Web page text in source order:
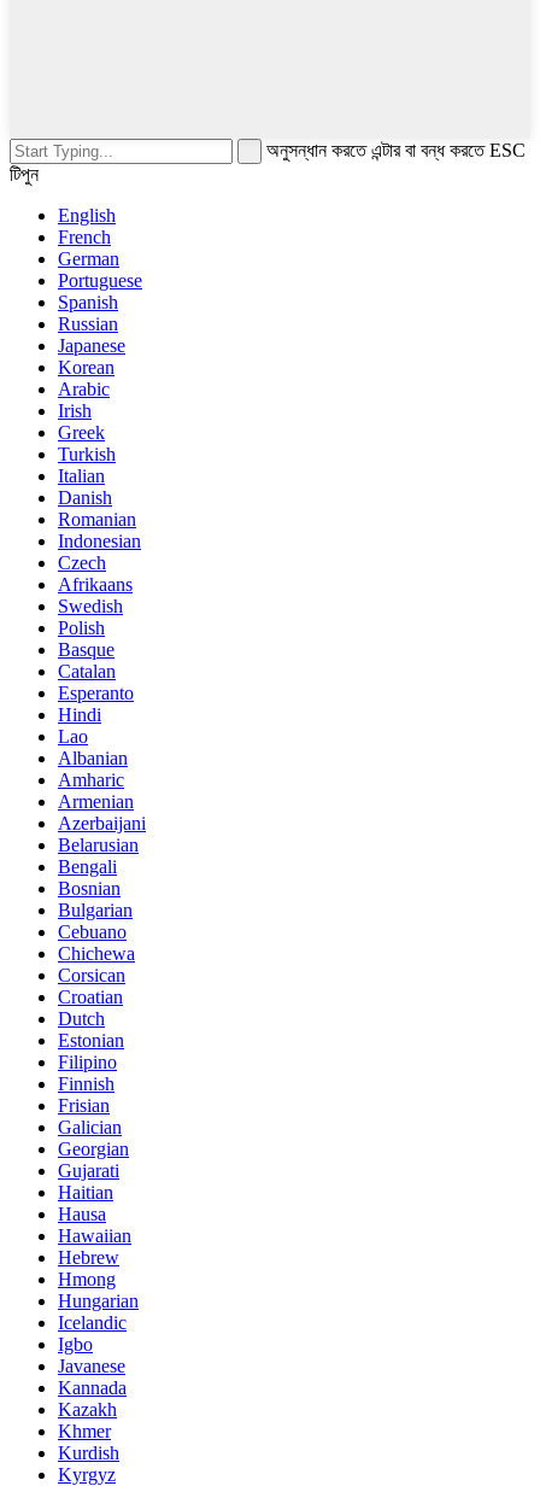
অনুসন্ধান করতে এন্টার বা বন্ধ করতে ESC
টিপুন
English
French
German
Portuguese
Spanish
Russian
Japanese
Korean
Arabic
Irish
Greek
Turkish
Italian
Danish
Romanian
Indonesian
Czech
Afrikaans
Swedish
Polish
Basque
Catalan
Esperanto
Hindi
Lao
Albanian
Amharic
Armenian
Azerbaijani
Belarusian
Bengali
Bosnian
Bulgarian
Cebuano
Chichewa
Corsican
Croatian
Dutch
Estonian
Filipino
Finnish
Frisian
Galician
Georgian
Gujarati
Haitian
Hausa
Hawaiian
Hebrew
Hmong
Hungarian
Icelandic
Igbo
Javanese
Kannada
Kazakh
Khmer
Kurdish
Kyrgyz